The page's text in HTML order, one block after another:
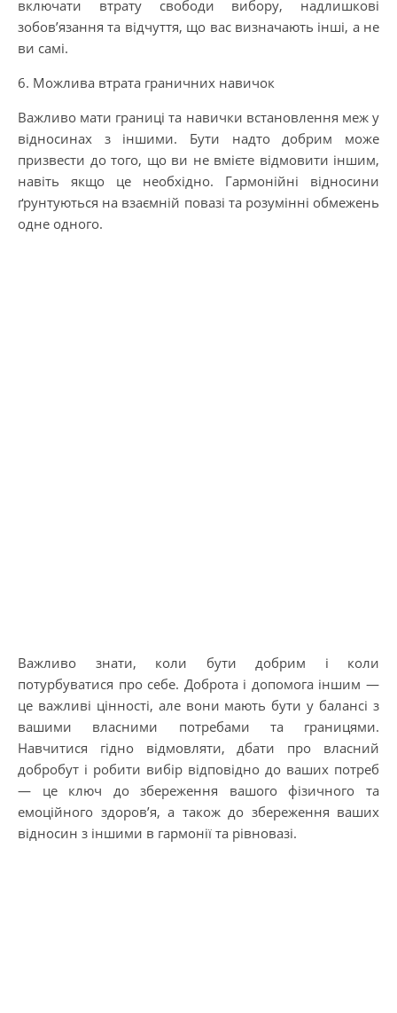
включати втрату свободи вибору, надлишкові
зобов’язання та відчуття, що вас визначають інші, а не
ви самі.
6. Можлива втрата граничних навичок
Важливо мати границі та навички встановлення меж у
відносинах з іншими. Бути надто добрим може
призвести до того, що ви не вмієте відмовити іншим,
навіть якщо це необхідно. Гармонійні відносини
ґрунтуються на взаємній повазі та розумінні обмежень
одне одного.
Важливо знати, коли бути добрим і коли
потурбуватися про себе. Доброта і допомога іншим —
це важливі цінності, але вони мають бути у балансі з
вашими власними потребами та границями.
Навчитися гідно відмовляти, дбати про власний
добробут і робити вибір відповідно до ваших потреб
— це ключ до збереження вашого фізичного та
емоційного здоров’я, а також до збереження ваших
відносин з іншими в гармонії та рівновазі.